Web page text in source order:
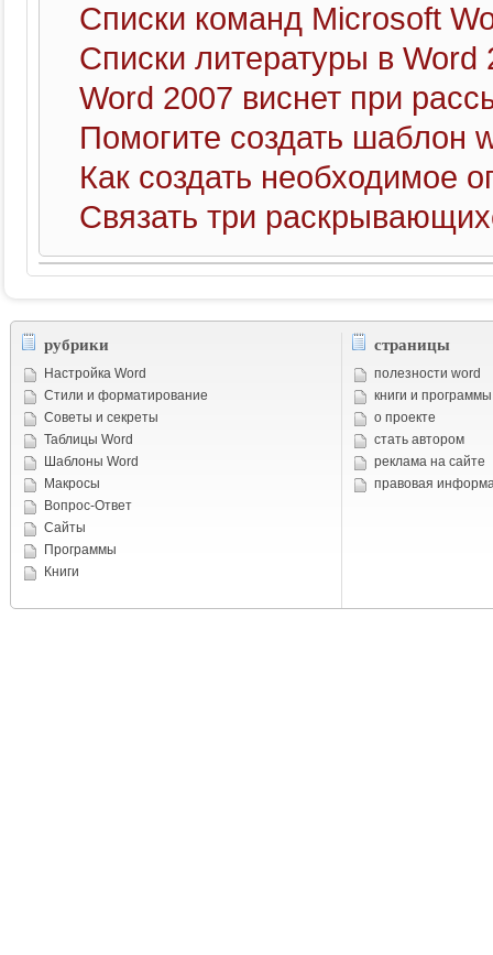
Списки команд Microsoft
Списки литературы в
Word 2007 виснет при
Помогите создать шаблон
Как создать необходимое
Связать три
страницы
полезности word
книги и программы
о проекте
стать автором
реклама на сайте
правовая
рубрики
Настройка Word
Стили и форматирование
Советы и cекреты
Таблицы Word
Шаблоны Word
Макросы
Вопрос-Ответ
Сайты
Программы
Книги